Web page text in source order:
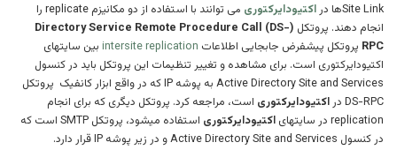
Site Linkها در اکتیودایرکتوری
می توانند با استفاده از دو مکانیزم replicate را
انجام دهند. پروتکل (Directory Service Remote Procedure Call (DS-
RPC پروتکل پیشفرض جابجایی اطلاعات intersite replication بین سایتهای
اکتیودایرکتوری است. برای مشاهده و تغییر تنظیمات این پروتکل باید در کنسول
Active Directory Site and Services به پوشه IP که در واقع ابزار کانفیک پروتکل
DS-RPC در
اکتیودایرکتوری است، مراجعه کرد. پروتکل دیگری که برای انجام
replication در سایتهای
اکتیودایرکتوری
استفاده میشود، پروتکل SMTP است که
در کنسول Active Directory Site and Services و در زیر پوشه IP قرار دارد.